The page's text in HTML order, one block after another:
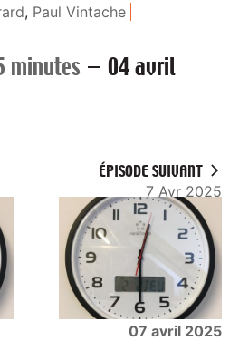
, Paul Vintache
minutes — 04 avril
ÉPISODE SUIVANT
7 Avr 2025
07 avril 2025